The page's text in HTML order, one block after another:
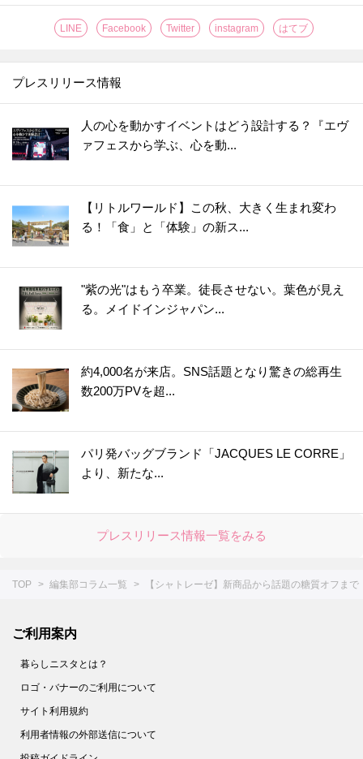
LINE Facebook Twitter instagram はてブ
プレスリリース情報
人の心を動かすイベントはどう設計する？『エヴ
ァフェスから学ぶ、心を動...
【リトルワールド】この秋、大きく生まれ変わ
る！「食」と「体験」の新ス...
"紫の光"はもう卒業。徒長させない。葉色が見え
る。メイドインジャパン...
約4,000名が来店。SNS話題となり驚きの総再生
数200万PVを超...
パリ発バッグブランド「JACQUES LE CORRE」
より、新たな...
プレスリリース情報一覧をみる
TOP 編集部コラム一覧 【シャトレーゼ】新商品から話題の糖質オフま
ご利用案内
暮らしニスタとは？
ロゴ・バナーのご利用について
サイト利用規約
利用者情報の外部送信について